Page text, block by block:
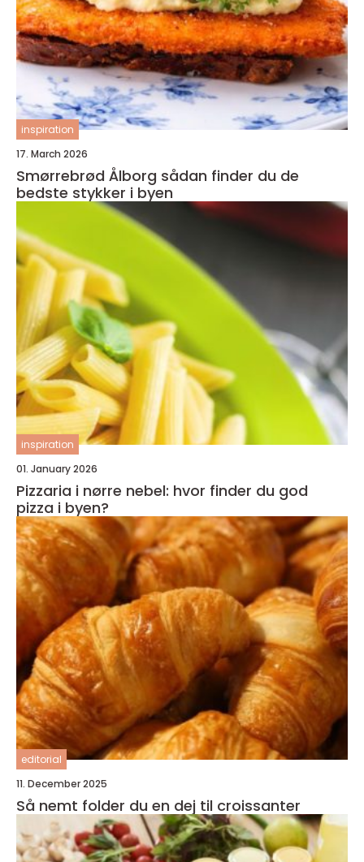
inspiration
17. March 2026
Smørrebrød Ålborg sådan finder du de
bedste stykker i byen
inspiration
01. January 2026
Pizzaria i nørre nebel: hvor finder du god
pizza i byen?
editorial
11. December 2025
Så nemt folder du en dej til croissanter